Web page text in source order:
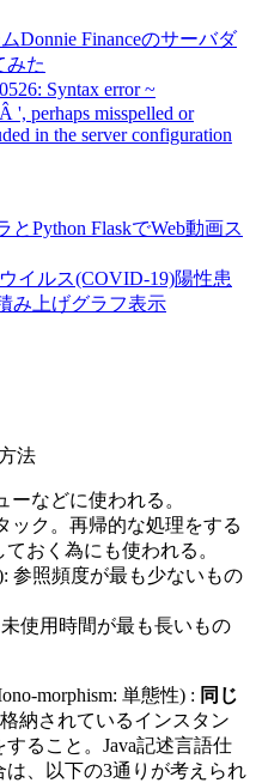
Donnie Financeのサーバダ
みた
Syntax error ~
', perhaps misspelled or
in the server configuration
とPython FlaskでWeb動画ス
イルス(COVID-19)陽性患
み上げグラフ表示
法
ーなどに使われる。
ック。再帰的な処理をする
おく為にも使われる。
参照頻度が最も少ないもの
未使用時間が最も長いもの
morphism: 単態性) : 同じ
納されているインスタン
すること。Java記述言語仕
、以下の3通りが考えられ